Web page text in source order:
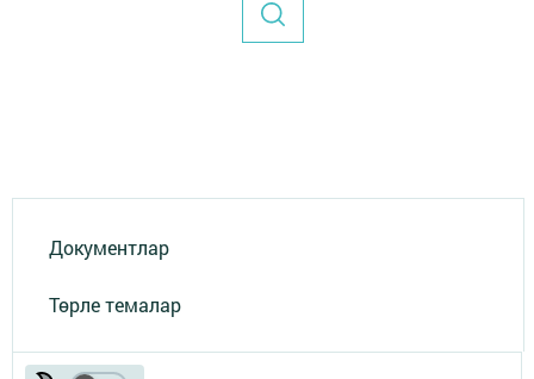
Документлар
Төрле темалар